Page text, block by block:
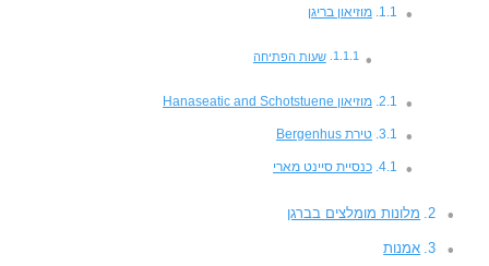
מוזיאון בריגן
שעות הפתיחה
מוזיאון Hanaseatic and Schotstuene
טירת Bergenhus
כנסיית סיינט מארי
מלונות מומלצים בברגן
אמנות